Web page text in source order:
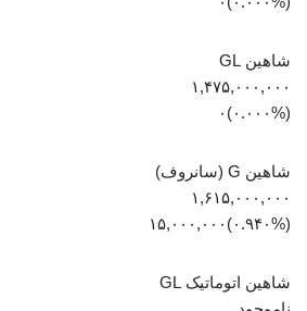
شاهین GL
۱,۴۷۵,۰۰۰,۰۰۰
(۰.۰۰۰%)۰
شاهین G (سانروف)
۱,۶۱۵,۰۰۰,۰۰۰
(‎۰.۹۴۰%‏)‎۱۵,۰۰۰,۰۰۰‏
شاهین اتوماتیک GL